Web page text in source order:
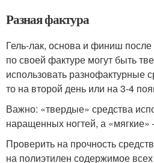
Разная фактура
Гель-лак, основа и финиш
по своей фактуре могут быть
использовать разнофактурные
то на второй день или на 3-4
Важно: «твердые» средства
наращенных ногтей, а
Проверить на прочность
на полиэтилен содержимое